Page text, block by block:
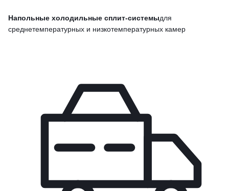
Напольные холодильные сплит-системыдля
среднетемпературных и низкотемпературных камер